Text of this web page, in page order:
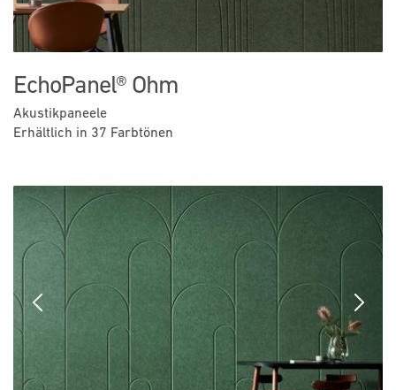
EchoPanel® Ohm
Akustikpaneele
Erhältlich in 37 Farbtönen
Previous Next